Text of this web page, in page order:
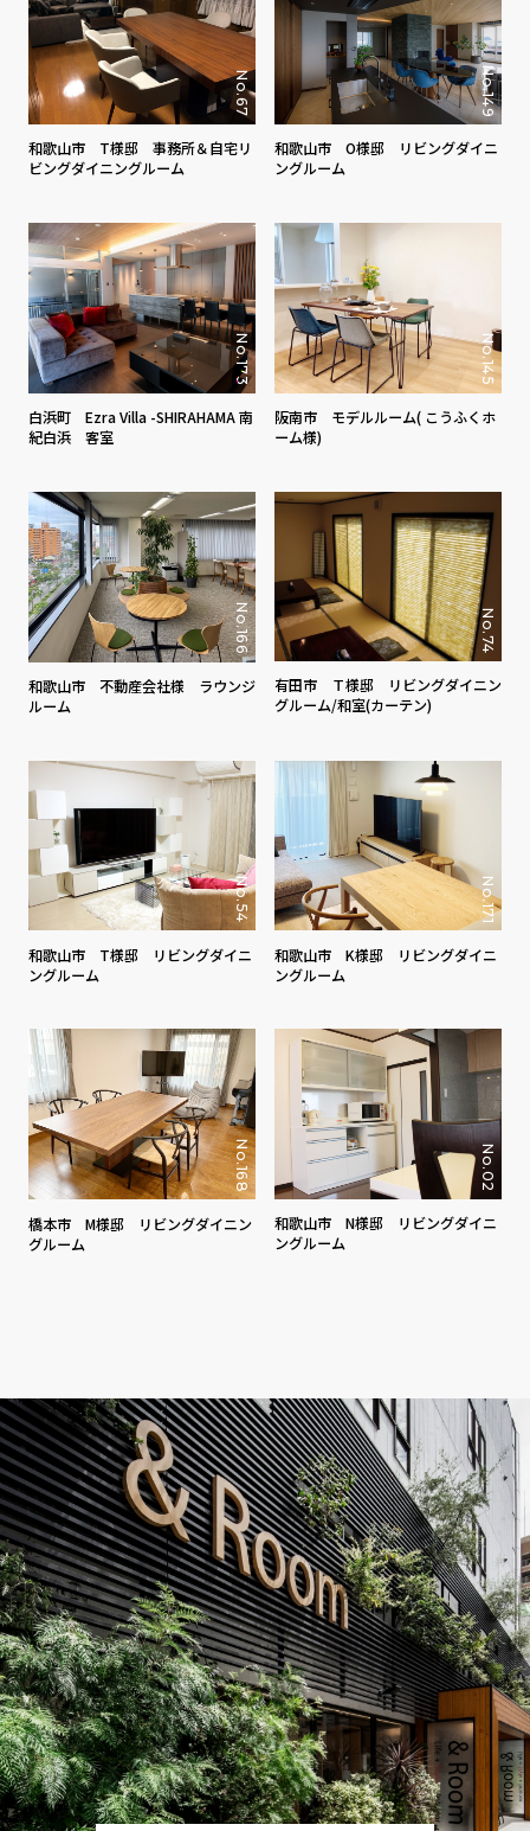
No.67
和歌山市 T様邸 事務所＆自宅リ
ビングダイニングルーム
No.149
和歌山市 O様邸 リビングダイニ
ングルーム
No.173
白浜町 Ezra Villa -SHIRAHAMA 南
紀白浜 客室
No.145
阪南市 モデルルーム( こうふくホ
ーム様)
No.166
和歌山市 不動産会社様 ラウンジ
ルーム
No.74
有田市 Ｔ様邸 リビングダイニン
グルーム/和室(カーテン)
No.54
和歌山市 T様邸 リビングダイニ
ングルーム
No.171
和歌山市 K様邸 リビングダイニ
ングルーム
No.168
橋本市 M様邸 リビングダイニン
グルーム
No.02
和歌山市 N様邸 リビングダイニ
ングルーム